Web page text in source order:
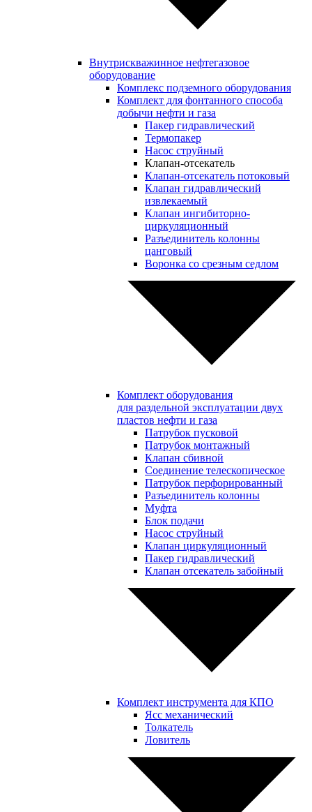
Внутрискважинное нефтегазовое
оборудование
Комплекс подземного оборудования
Комплект для фонтанного способа
добычи нефти и газа
Пакер гидравлический
Термопакер
Насос струйный
Клапан-отсекатель
Клапан-отсекатель потоковый
Клапан гидравлический
извлекаемый
Клапан ингибиторно-
циркуляционный
Разъединитель колонны
цанговый
Воронка со срезным седлом
Комплект оборудования
для раздельной эксплуатации двух
пластов нефти и газа
Патрубок пусковой
Патрубок монтажный
Клапан сбивной
Соединение телескопическое
Патрубок перфорированный
Разъединитель колонны
Муфта
Блок подачи
Насос струйный
Клапан циркуляционный
Пакер гидравлический
Клапан отсекатель забойный
Комплект инструмента для КПО
Ясс механический
Толкатель
Ловитель